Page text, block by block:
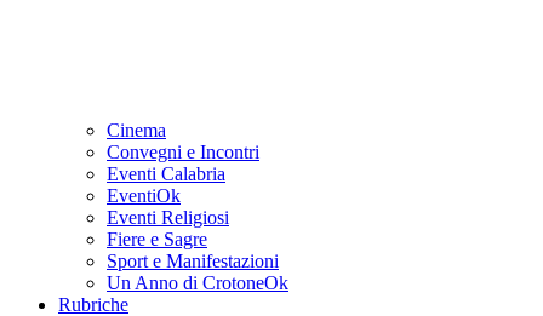
Cinema
Convegni e Incontri
Eventi Calabria
EventiOk
Eventi Religiosi
Fiere e Sagre
Sport e Manifestazioni
Un Anno di CrotoneOk
Rubriche